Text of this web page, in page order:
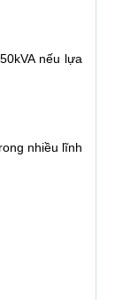
nếu lựa
nhiều lĩnh